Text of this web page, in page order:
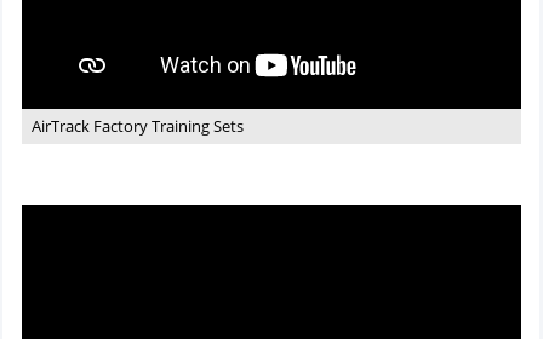
AirTrack Factory Training Sets